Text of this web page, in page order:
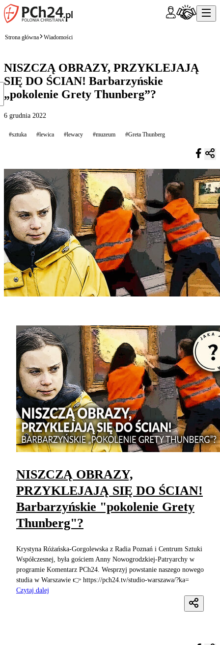
Strona główna Wiadomości
NISZCZĄ OBRAZY, PRZYKLEJAJĄ
SIĘ DO ŚCIAN! Barbarzyńskie
„pokolenie Grety Thunberg”?
6 grudnia 2022
#sztuka #lewica #lewacy #muzeum #Greta Thunberg
NISZCZĄ OBRAZY,
PRZYKLEJAJĄ SIĘ DO ŚCIAN!
Barbarzyńskie "pokolenie Grety
Thunberg"?
Krystyna Różańska-Gorgolewska z Radia Poznań i Centrum Sztuki
Współczesnej, była gościem Anny Nowogrodzkiej-Patryarchy w
programie Komentarz PCh24. Wesprzyj powstanie naszego nowego
studia w Warszawie 👉 https://pch24.tv/studio-warszawa/?ka=
Czytaj dalej